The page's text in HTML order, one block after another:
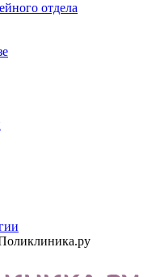
отдела